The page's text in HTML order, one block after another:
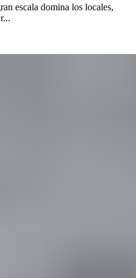
escala domina los locales,